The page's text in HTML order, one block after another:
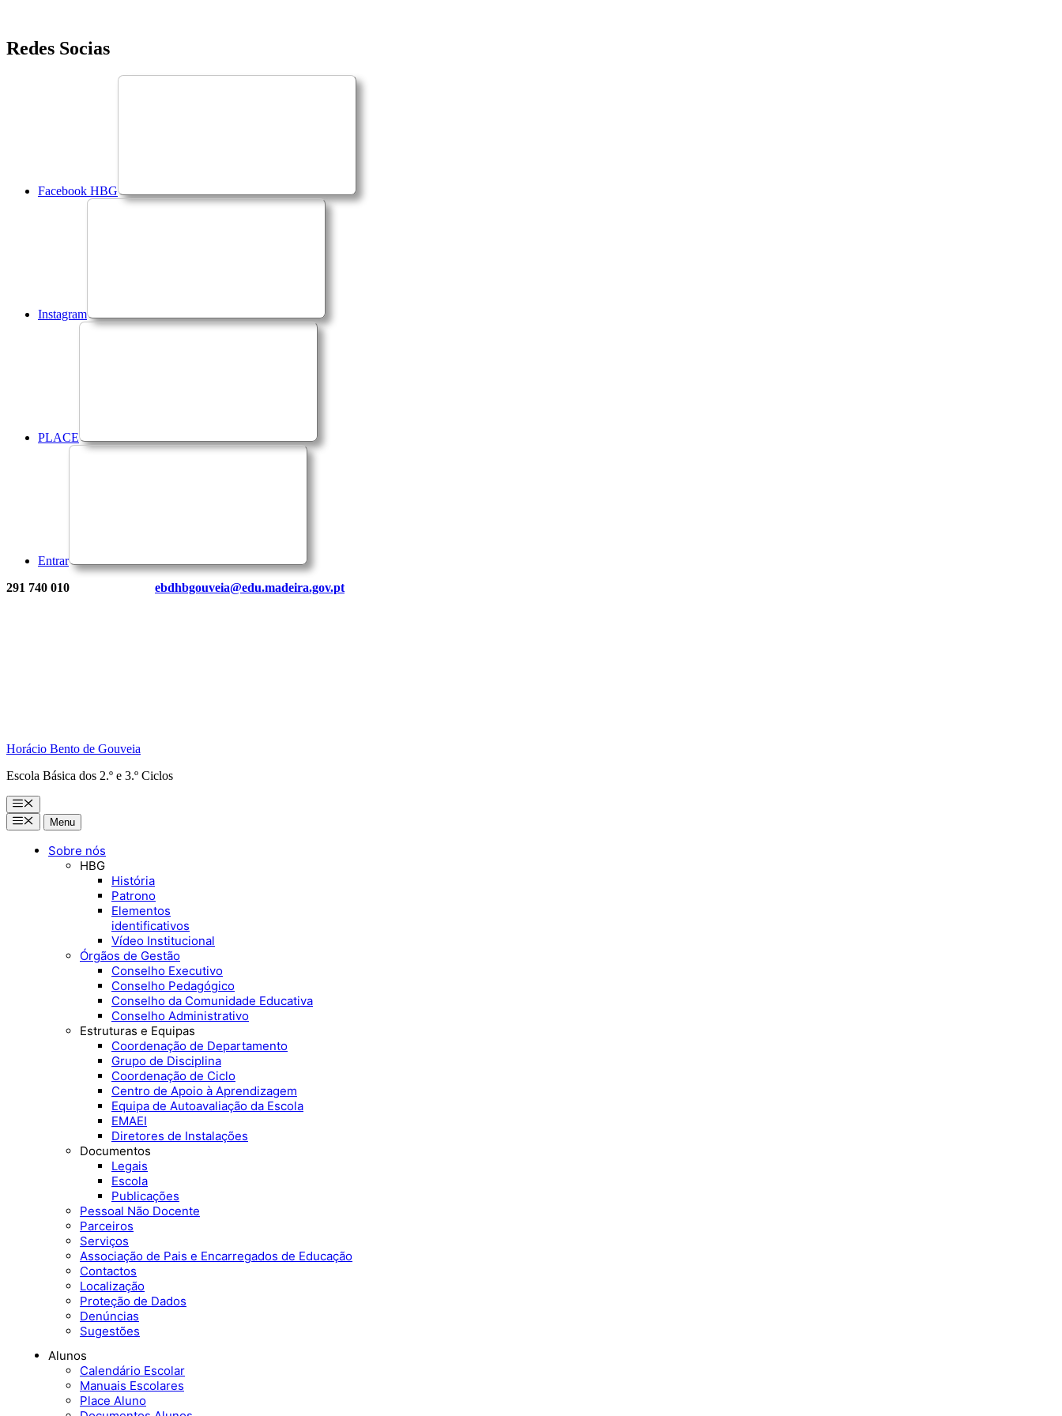
Saltar
para
Redes Socias
Facebook HBG
Instagram
PLACE
Entrar
291 740 010 ebdhbgouveia@edu.madeira.gov.pt
Horácio Bento de Gouveia
Escola Básica dos 2.º e 3.º Ciclos
Menu
MenuMenu
Sobre nós
HBG
História
Patrono
Elementos
identificativos
Vídeo Institucional
Órgãos de Gestão
Conselho Executivo
Conselho Pedagógico
Conselho da Comunidade Educativa
Conselho Administrativo
Estruturas e Equipas
Coordenação de Departamento
Grupo de Disciplina
Coordenação de Ciclo
Centro de Apoio à Aprendizagem
Equipa de Autoavaliação da Escola
EMAEI
Diretores de Instalações
Documentos
Legais
Escola
Publicações
Pessoal Não Docente
Parceiros
Serviços
Associação de Pais e Encarregados de Educação
Contactos
Localização
Proteção de Dados
Denúncias
Sugestões
Alunos
Calendário Escolar
Manuais Escolares
Place Aluno